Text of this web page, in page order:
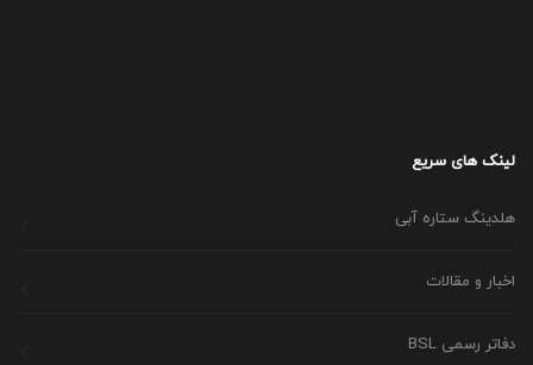
لینک های سریع
هلدینگ ستاره آبی
اخبار و مقالات
دفاتر رسمی BSL